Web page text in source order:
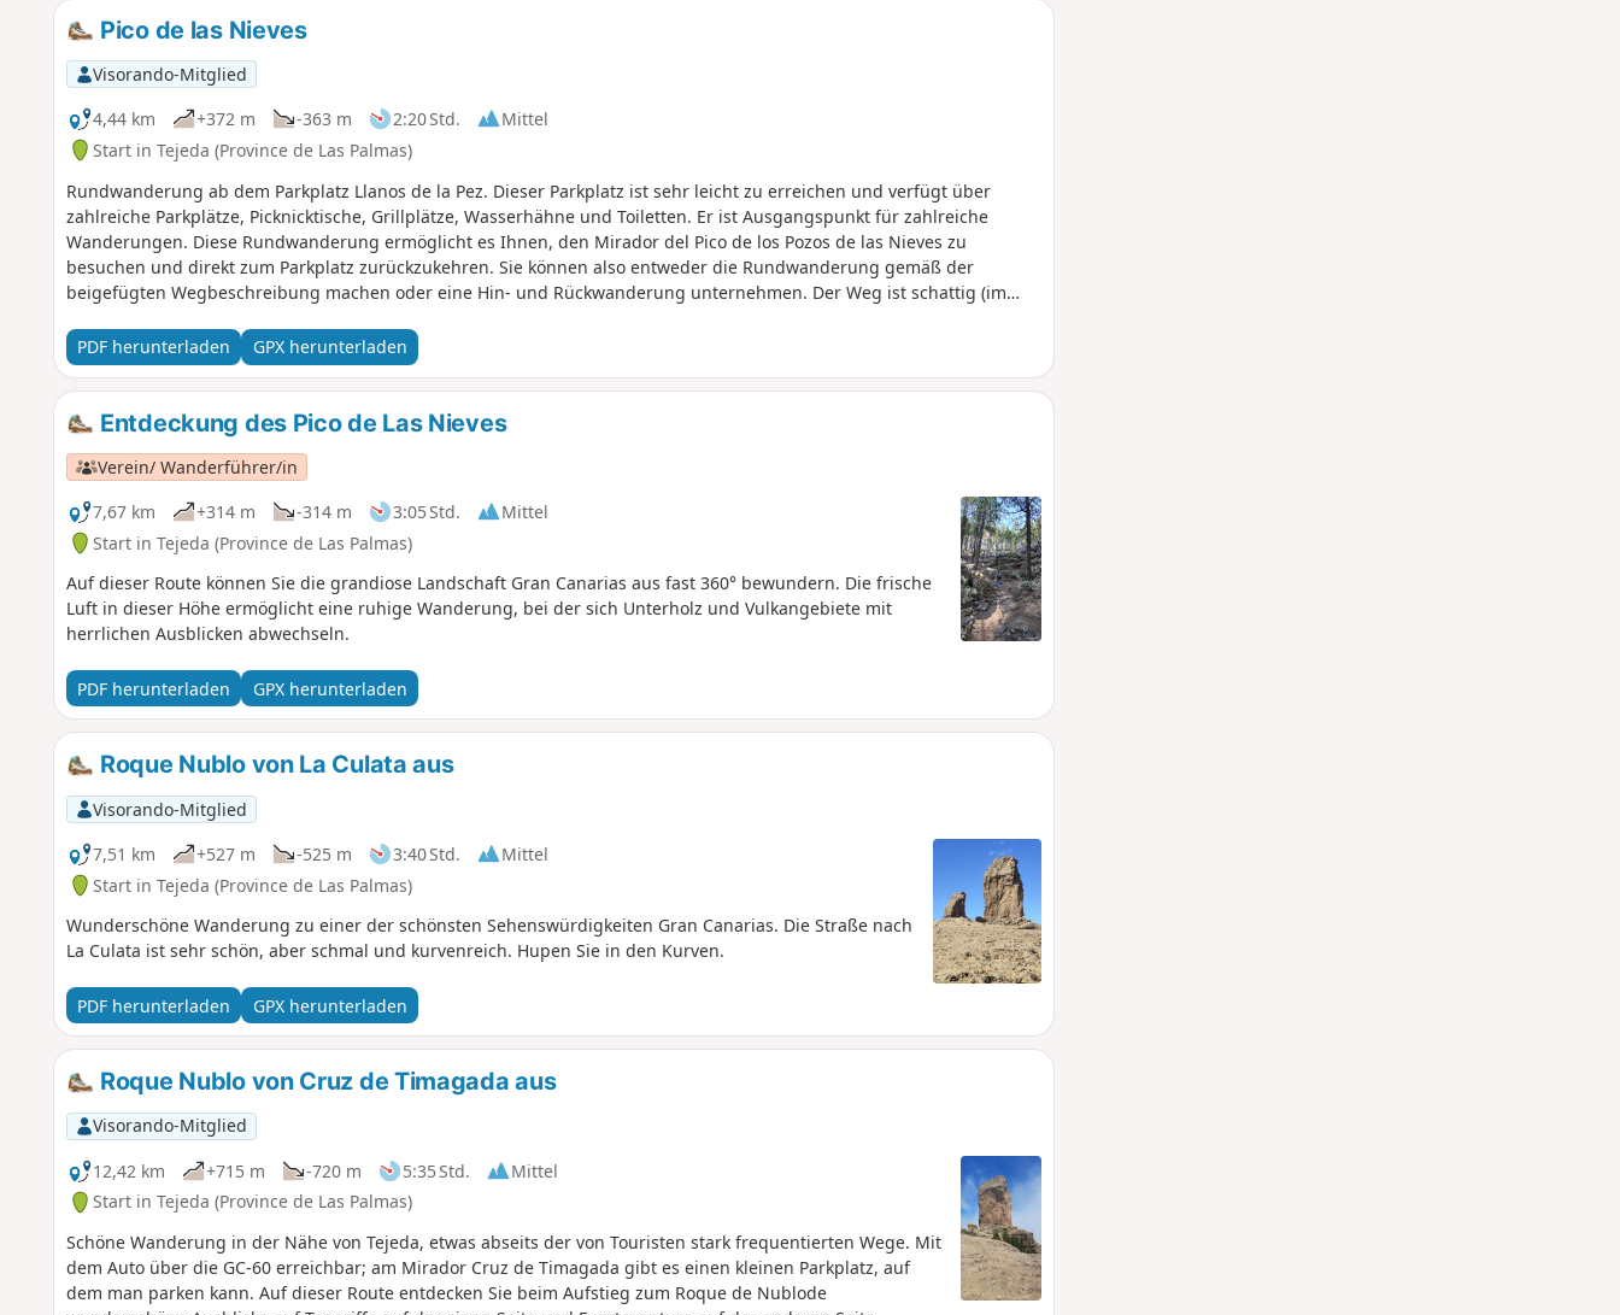
Pico de las Nieves
Visorando-Mitglied
4,44 km
+372 m -363 m 2:20 Std.
Mittel
Start in Tejeda (Province de Las Palmas)
Rundwanderung ab dem Parkplatz Llanos de la Pez. Dieser Parkplatz ist sehr leicht zu erreichen und verfügt über
zahlreiche Parkplätze, Picknicktische, Grillplätze, Wasserhähne und Toiletten. Er ist Ausgangspunkt für zahlreiche
Wanderungen. Diese Rundwanderung ermöglicht es Ihnen, den Mirador del Pico de los Pozos de las Nieves zu
besuchen und direkt zum Parkplatz zurückzukehren. Sie können also entweder die Rundwanderung gemäß der
beigefügten Wegbeschreibung machen oder eine Hin- und Rückwanderung unternehmen. Der Weg ist schattig (im
Gelände nicht einfach ist (feiner Boden, Felsen, Kiefernnadeln) und an einigen Stellen rutschig ist, insbesondere beim
Abstieg.
PDF herunterladen GPX herunterladen
Entdeckung des Pico de Las Nieves
Verein/ Wanderführer/in
7,67 km
+314 m -314 m 3:05 Std.
Mittel
Start in Tejeda (Province de Las Palmas)
Auf dieser Route können Sie die grandiose Landschaft Gran Canarias aus fast 360° bewundern. Die frische
Luft in dieser Höhe ermöglicht eine ruhige Wanderung, bei der sich Unterholz und Vulkangebiete mit
herrlichen Ausblicken abwechseln.
PDF herunterladen GPX herunterladen
Roque Nublo von La Culata aus
Visorando-Mitglied
7,51 km
+527 m -525 m 3:40 Std.
Mittel
Start in Tejeda (Province de Las Palmas)
Wunderschöne Wanderung zu einer der schönsten Sehenswürdigkeiten Gran Canarias. Die Straße nach
La Culata ist sehr schön, aber schmal und kurvenreich. Hupen Sie in den Kurven.
PDF herunterladen GPX herunterladen
Roque Nublo von Cruz de Timagada aus
Visorando-Mitglied
12,42 km
+715 m -720 m 5:35 Std.
Mittel
Start in Tejeda (Province de Las Palmas)
Schöne Wanderung in der Nähe von Tejeda, etwas abseits der von Touristen stark frequentierten Wege. Mit
dem Auto über die GC-60 erreichbar; am Mirador Cruz de Timagada gibt es einen kleinen Parkplatz, auf
dem man parken kann. Auf dieser Route entdecken Sie beim Aufstieg zum Roque de Nublode